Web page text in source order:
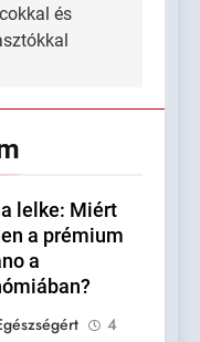
és
lelke: Miért
a prémium
a
4